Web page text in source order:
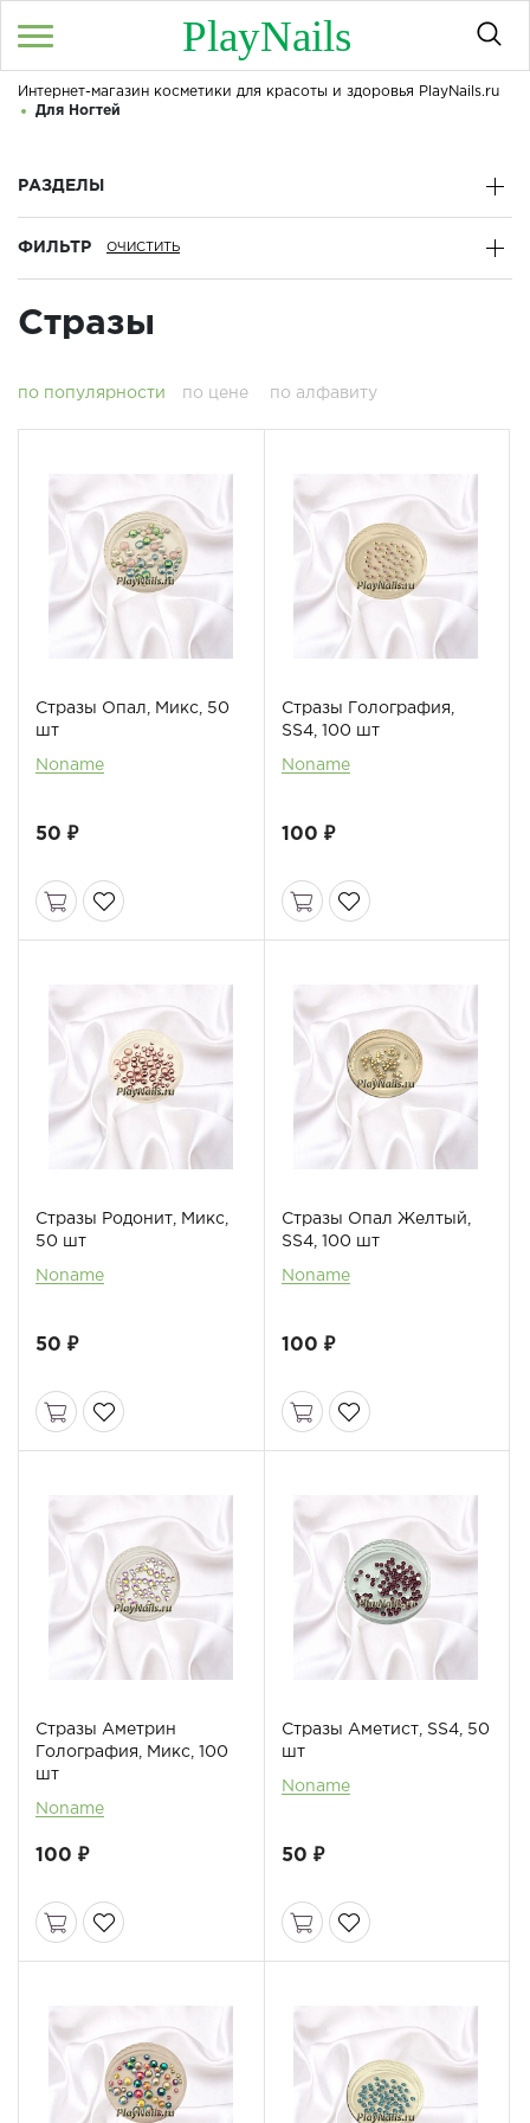
PlayNails
Войти /
КАТАЛОГ
О МАГАЗИНЕ
БРЕНДЫ
Здравствуйте! Что вы ищете?
Интернет-магазин косметики для красоты и здоровья PlayNails.ru
Для Ногтей
РАЗДЕЛЫ
ФИЛЬТР
Стразы
по популярности по цене по алфавиту
Стразы Опал, Микс, 50
шт
Noname
50 ₽
Стразы Голография,
SS4, 100 шт
Noname
100 ₽
Стразы Родонит, Микс,
50 шт
Noname
50 ₽
Стразы Опал Желтый,
SS4, 100 шт
Noname
100 ₽
Стразы Аметрин
Голография, Микс, 100
шт
Noname
100 ₽
Стразы Аметист, SS4, 50
шт
Noname
50 ₽